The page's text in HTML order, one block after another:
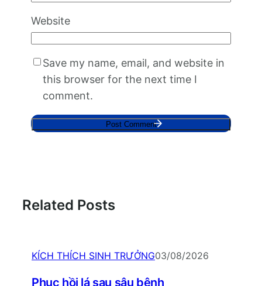
Website
Save my name, email, and website in
this browser for the next time I
comment.
Related Posts
KÍCH THÍCH SINH TRƯỞNG03/08/2026
Phục hồi lá sau sâu bệnh